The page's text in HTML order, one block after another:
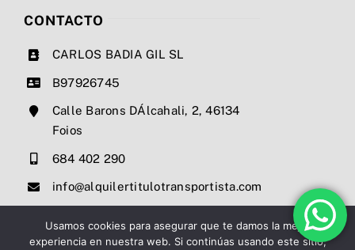
Nosotros
Precios
Contacto
CONTACTO
CARLOS BADIA GIL SL
B97926745
Calle Barons DÁlcahali, 2, 46134
Foios
684 402 290
info@alquilertitulotransportista.com
Usamos cookies para asegurar que te damos la mejor
experiencia en nuestra web. Si continúas usando este sitio,